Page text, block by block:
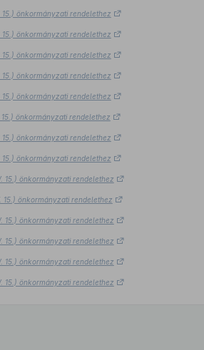
15.) önkormányzati rendelethez
önkormányzati rendelethez
önkormányzati rendelethez
önkormányzati rendelethez
önkormányzati rendelethez
önkormányzati rendelethez
önkormányzati rendelethez
önkormányzati rendelethez
15.) önkormányzati rendelethez
15.) önkormányzati rendelethez
15.) önkormányzati rendelethez
15.) önkormányzati rendelethez
15.) önkormányzati rendelethez
15.) önkormányzati rendelethez